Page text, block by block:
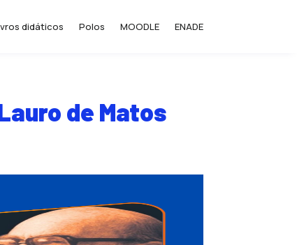
didáticos Polos MOODLE ENADE
de Matos